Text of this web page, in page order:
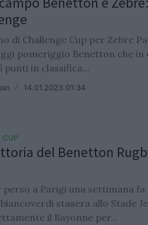
di Challenge Cup per Zebre
pomeriggio Benetton che in
punti in classifica...
/ 14.01.2023 01:34
CUP
del Benetton
perso a Parigi una settimana fa
stasera allo Stade
il Bayonne per...